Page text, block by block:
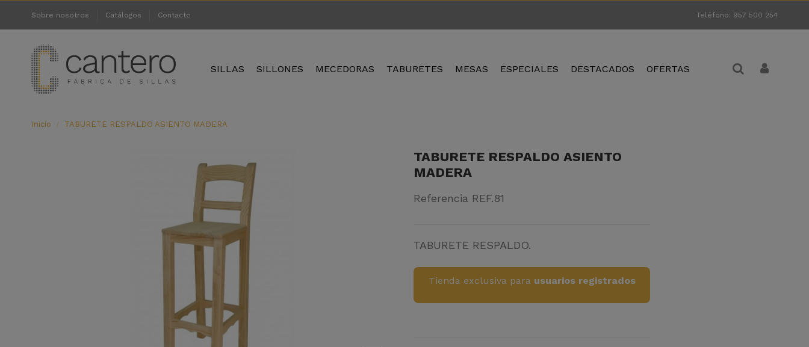
Sobre nosotros Catálogos Contacto Teléfono: 957 500 254
SILLAS SILLONES MECEDORAS TABURETES MESAS ESPECIALES DESTACADOS OFERTAS
Inicio TABURETE RESPALDO ASIENTO MADERA
TABURETE RESPALDO ASIENTO
MADERA
Referencia REF.81
TABURETE RESPALDO.
Tienda exclusiva para usuarios registrados